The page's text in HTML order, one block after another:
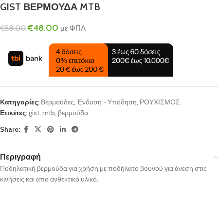
GIST ΒΕΡΜΟΥΔΑ MTB
€58.00 €48.00 με ΦΠΑ
Κατηγορίες: Βερμούδες, Ένδυση - Υπόδηση, ΡΟΥΧΙΣΜΟΣ
Ετικέτες:gist, mtb, βερμούδα
Share:
Περιγραφή
Ποδηλατική βερμούδα για χρήση με ποδήλατο βουνού για άνεση στις
κινήσεις και απο ανθεκτικό υλικό.